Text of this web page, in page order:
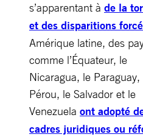
s’apparentant à de la
et des disparitions
Amérique latine, des
comme l’Équateur, le
Nicaragua, le Paraguay,
Pérou, le Salvador et le
Venezuela ont adopté
cadres juridiques ou